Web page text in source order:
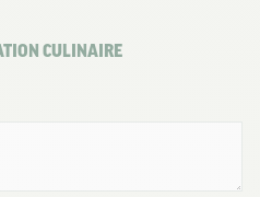
CULINAIRE